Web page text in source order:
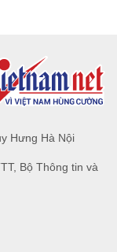
Hưng Hà Nội
Bộ Thông tin và